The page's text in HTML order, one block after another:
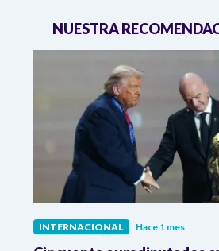
NUESTRA
INTERNACIONAL Hace 1 mes